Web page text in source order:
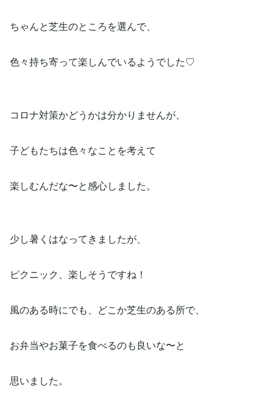
ちゃんと芝生のところを選んで、
色々持ち寄って楽しんでいるようでした♡
コロナ対策かどうかは分かりませんが、
子どもたちは色々なことを考えて
楽しむんだな〜と感心しました。
少し暑くはなってきましたが、
ピクニック、楽しそうですね！
風のある時にでも、どこか芝生のある所で、
お弁当やお菓子を食べるのも良いな〜と
思いました。